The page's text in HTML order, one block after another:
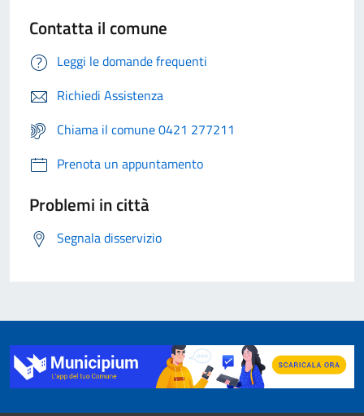
Contatta il comune
Leggi le domande frequenti
Richiedi Assistenza
Chiama il comune 0421 277211
Prenota un appuntamento
Problemi in città
Segnala disservizio